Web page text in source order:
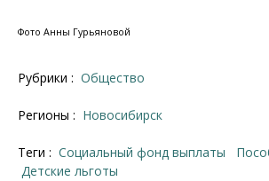
Фото Анны Гурьяновой
Рубрики : Общество
Регионы : Новосибирск
Теги : социальный фонд выплаты
детские льготы